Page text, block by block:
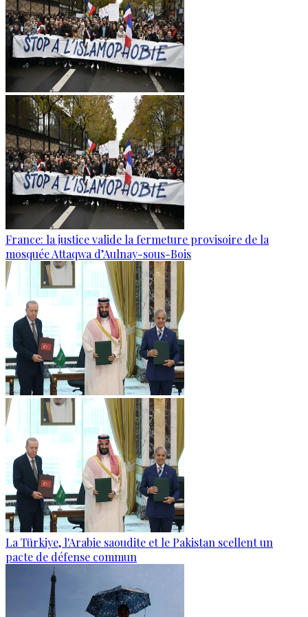
France: la justice valide la fermeture provisoire de la
mosquée Attaqwa d’Aulnay-sous-Bois
La Türkiye, l'Arabie saoudite et le Pakistan scellent un
pacte de défense commun